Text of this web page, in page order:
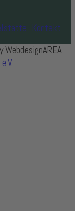
Kontakt